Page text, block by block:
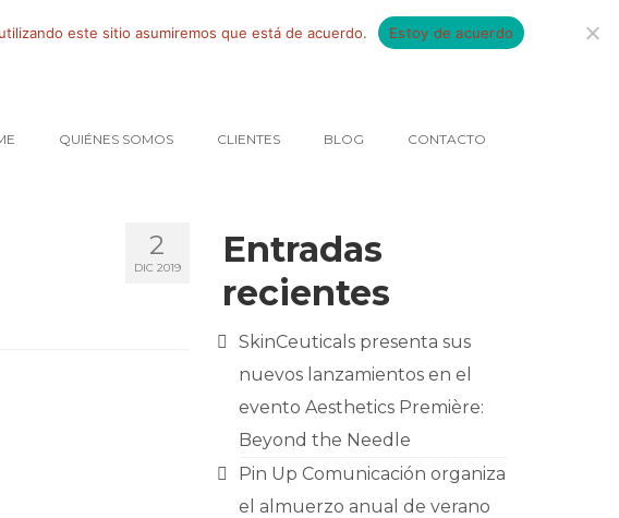
QUIÉNES SOMOS CLIENTES BLOG CONTACTO
2
DIC 2019
Entradas
recientes
SkinCeuticals presenta sus
nuevos lanzamientos en el
evento Aesthetics Première:
Beyond the Needle
Pin Up Comunicación organiza
el almuerzo anual de verano
este sitio asumiremos que está de acuerdo. Estoy de acuerdo